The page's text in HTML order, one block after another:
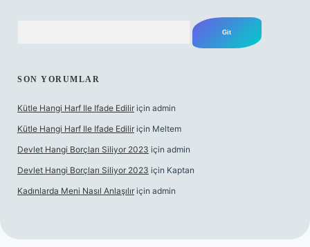
SON YORUMLAR
Kütle Hangi Harf Ile Ifade Edilir için admin
Kütle Hangi Harf Ile Ifade Edilir için Meltem
Devlet Hangi Borçları Siliyor 2023 için admin
Devlet Hangi Borçları Siliyor 2023 için Kaptan
Kadınlarda Meni Nasıl Anlaşılır için admin